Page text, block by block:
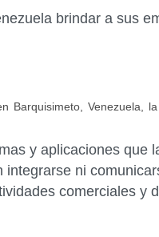
brindar a sus
Venezuela,
y aplicaciones que
integrarse ni
comerciales y